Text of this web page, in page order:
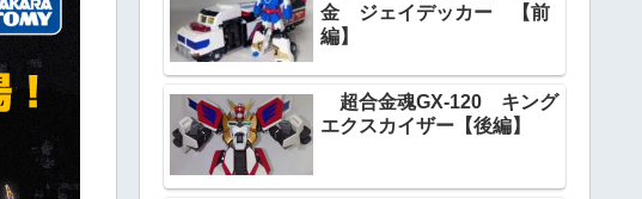
金 ジェイデッカー 【前
編】
超合金魂GX‐120 キング
エクスカイザー【後編】